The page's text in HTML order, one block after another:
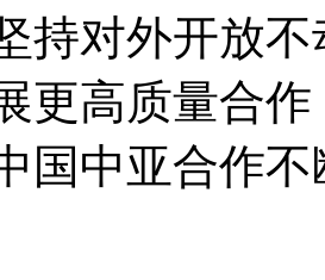
持对外开放
更高质量合
国中亚合作